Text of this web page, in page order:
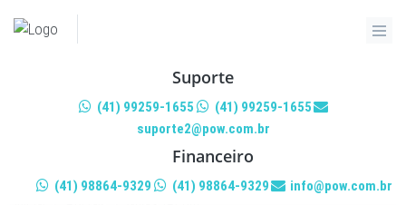
Suporte
(41) 99259-1655
(41) 99259-1655
suporte2@pow.com.br
Financeiro
(41) 98864-9329 (41) 98864-9329 info@pow.com.br
GUIASJP.COM